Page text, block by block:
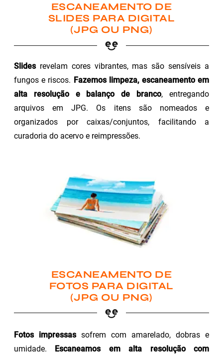
ESCANEAMENTO DE
SLIDES PARA DIGITAL
(JPG OU PNG)
Slidesrevelam cores vibrantes, mas são sensíveis a
fungos e riscos. Fazemos limpeza, escaneamento em
alta resolução e balanço de branco, entregando
arquivos em JPG. Os itens são nomeados e
organizados por caixas/conjuntos, facilitando a
curadoria do acervo e reimpressões.
ESCANEAMENTO DE
FOTOS PARA DIGITAL
(JPG OU PNG)
Fotos impressassofrem com amarelado, dobras e
umidade. Escaneamos em alta resolução com